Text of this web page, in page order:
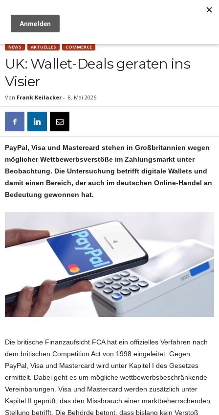
NEWS AKTUELLES COMMERCE
UK: Wallet-Deals geraten ins
Visier
Von Frank Keilacker - 8. Mai 2026
PayPal, Visa und Mastercard stehen in Großbritannien wegen
möglicher Wettbewerbsverstöße im Zahlungsmarkt unter
Beobachtung. Die Untersuchung betrifft digitale Wallets und
damit einen Bereich, der auch im deutschen Online-Handel an
Bedeutung gewonnen hat.
Die britische Finanzaufsicht FCA hat ein offizielles Verfahren nach
dem britischen Competition Act von 1998 eingeleitet. Gegen
PayPal, Visa und Mastercard wird unter Kapitel I des Gesetzes
ermittelt. Dabei geht es um mögliche wettbewerbsbeschränkende
Vereinbarungen. Visa und Mastercard werden zusätzlich unter
Kapitel II geprüft, das den Missbrauch einer marktbeherrschenden
Stellung betrifft. Die Behörde betont, dass bislang kein Verstoß